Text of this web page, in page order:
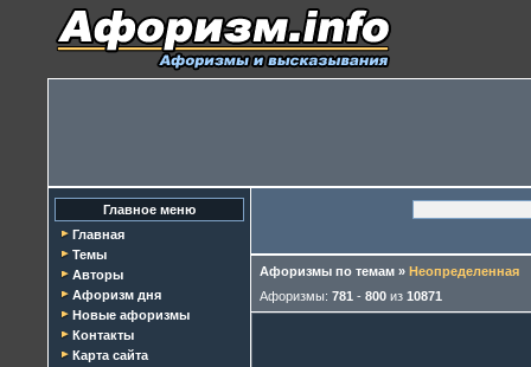
Главное меню
Главная
Темы
Авторы
Афоризм дня
Новые афоризмы
Контакты
Карта сайта
Афоризмы по темам » Неопределенная
Афоризмы: 781 - 800 из 10871